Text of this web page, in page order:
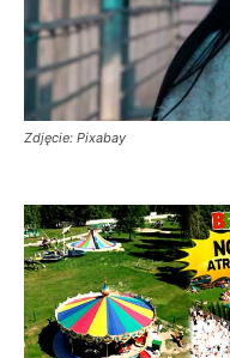
Zdjęcie: Pixabay